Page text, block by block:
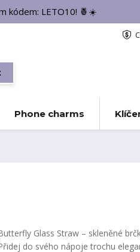
kódem: LETO10! 🍍☀️
Phone charms
Glass Straw – skleněné
do svého nápoje trochu